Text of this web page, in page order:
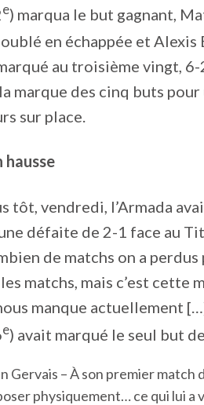
e) marqua le but gagnant,
en échappée et Alexis
au troisième vingt,
marque des cinq buts
sur place.
hausse
tôt, vendredi, l’Armada
défaite de 2-1 face au
de matchs on a
matchs, mais c’est
manque actuellement
e) avait marqué le seul but
Gervais – À son premier match
physiquement… ce qui lui